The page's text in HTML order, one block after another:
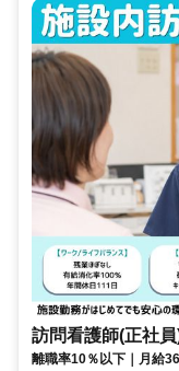
訪問看護師(正社
離職率10％以下｜月給